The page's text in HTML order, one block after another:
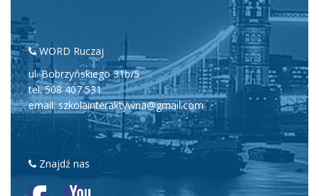
WORD Ruczaj
ul. Bobrzyńskiego 31b/5
tel.508 407 531
email: szkolainteraktywna@gmail.com
Znajdź nas